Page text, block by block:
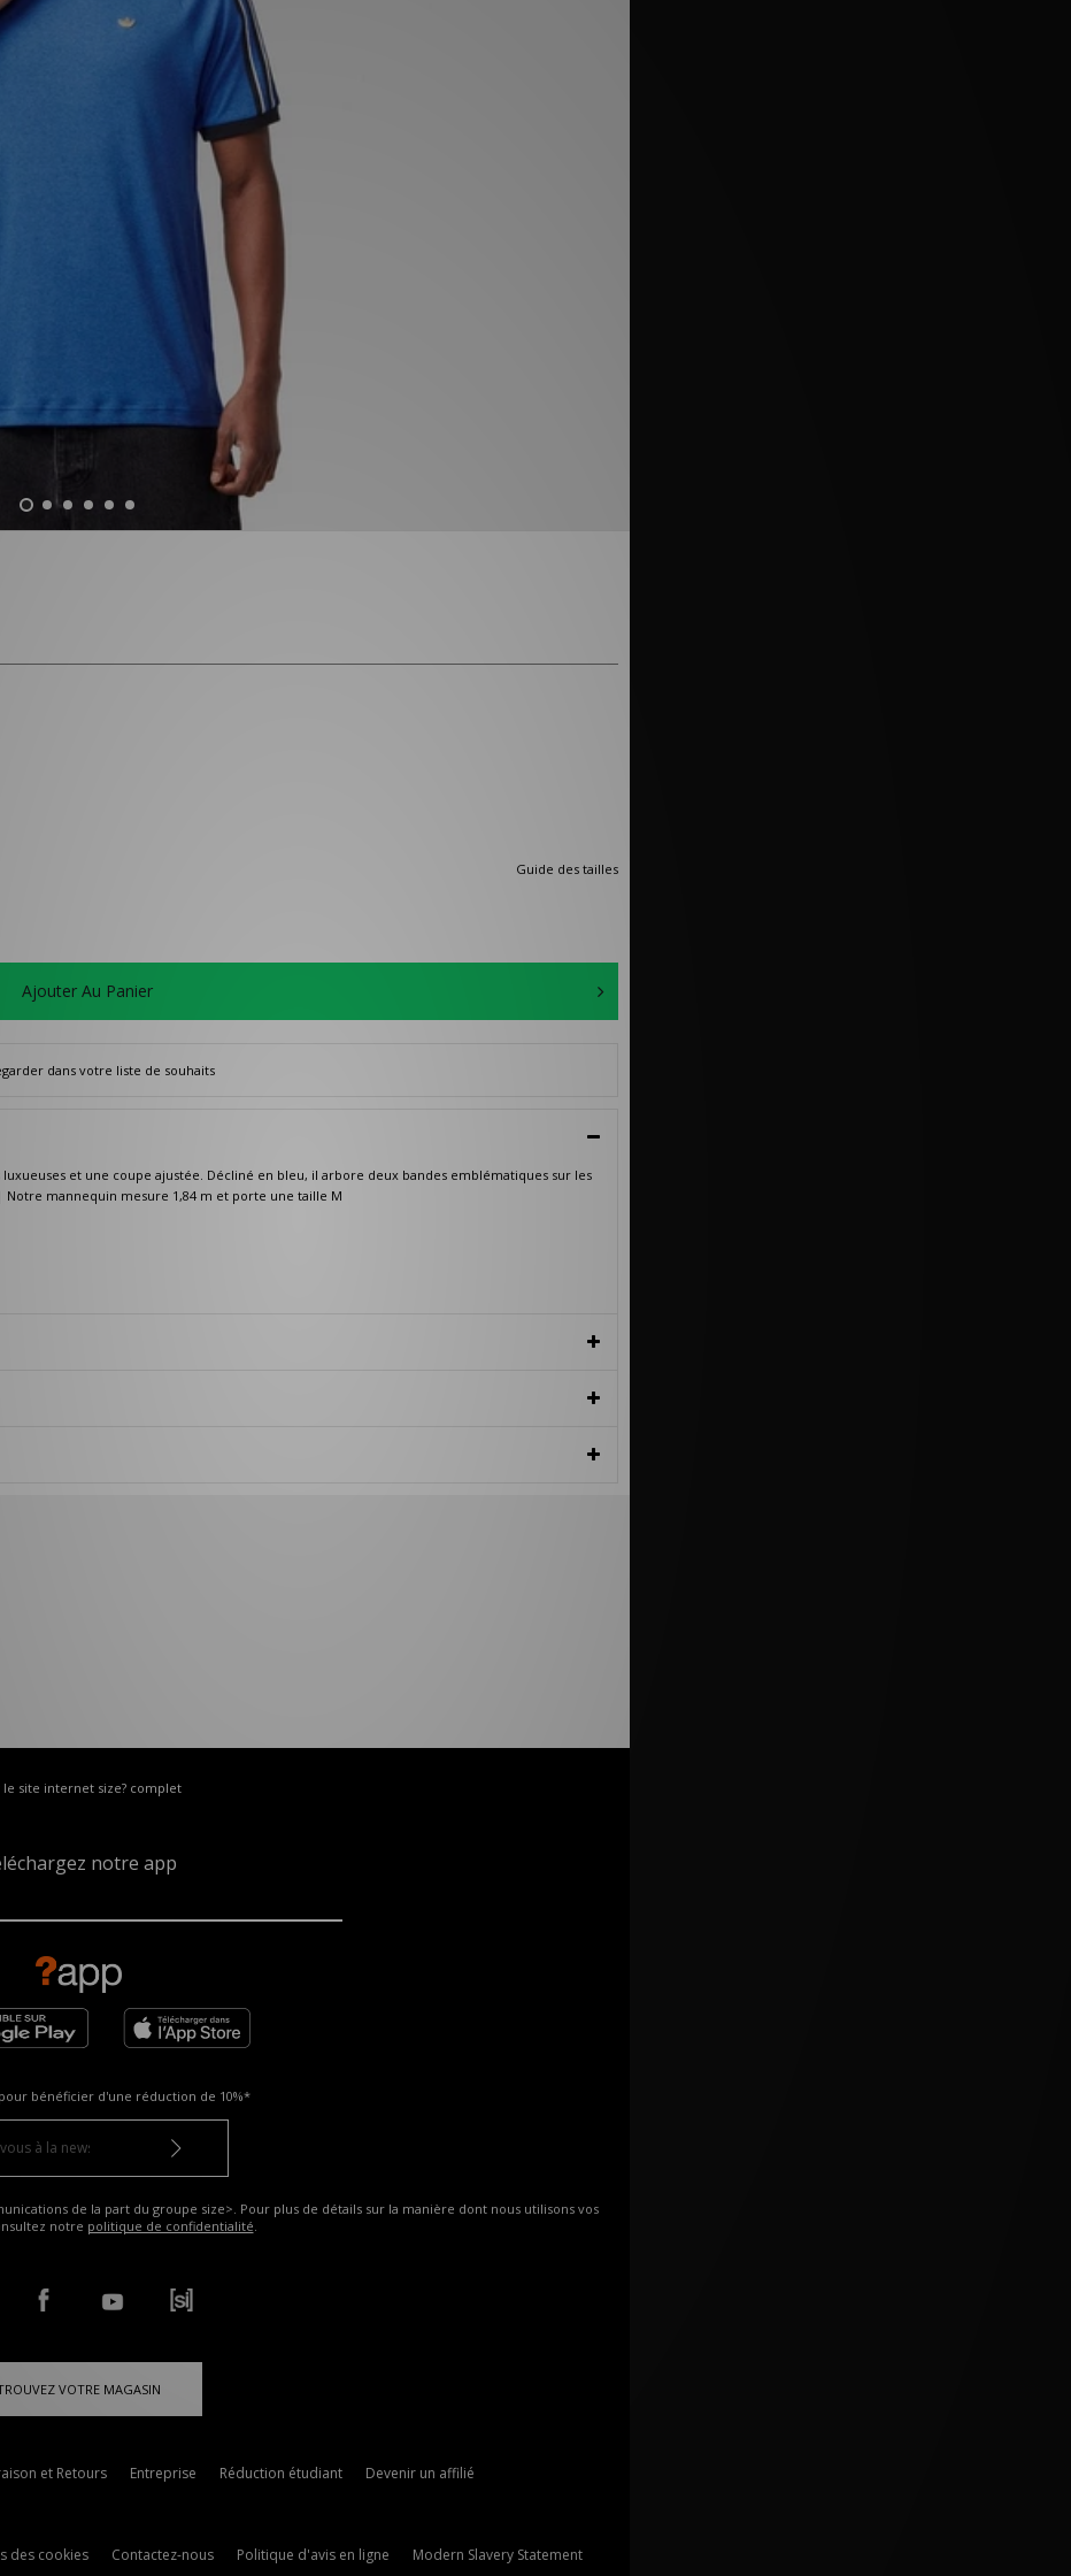
Guide des tailles
Ajouter Au Panier
dans votre liste de souhaits
et une coupe ajustée. Décliné en bleu, il arbore deux bandes emblématiques sur les
mannequin mesure 1,84 m et porte une taille M
le site internet size? complet
notre app
bénéficier d'une réduction de 10%*
de la part du groupe size>. Pour plus de détails sur la manière dont nous utilisons vos
notre politique de confidentialité
VOTRE MAGASIN
et Retours Entreprise Réduction étudiant Devenir un affilié
des cookies Contactez-nous Politique d'avis en ligne Modern Slavery Statement